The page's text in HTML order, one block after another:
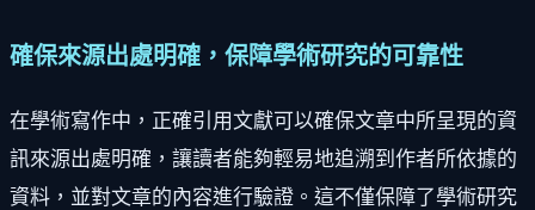
確保來源出處明確，保障學術研究的可靠性
在學術寫作中，正確引用文獻可以確保文章中所呈現的資
訊來源出處明確，讓讀者能夠輕易地追溯到作者所依據的
資料，並對文章的內容進行驗證。這不僅保障了學術研究